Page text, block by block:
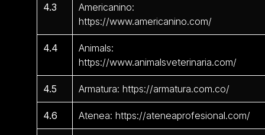
4.3
Americanino:
https://www.americanino.com/
4.4
Animals:
https://www.animalsveterinaria.com/
4.5 Armatura: https://armatura.com.co/
4.6 Atenea: https://ateneaprofesional.com/